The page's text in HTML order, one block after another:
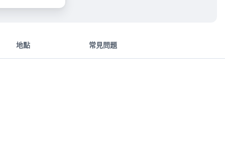
地點 常見問題